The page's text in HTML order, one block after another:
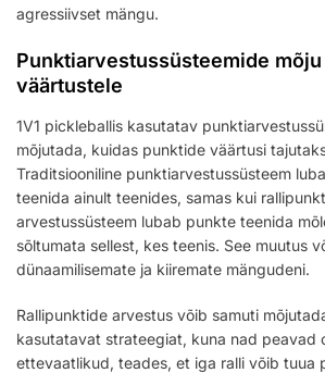
agressiivset mängu.
Punktiarvestussüsteemide
väärtustele
1V1 pickleballis kasutatav
mõjutada, kuidas punktide väärtusi
Traditsiooniline punktiarvestussüsteem
teenida ainult teenides, samas kui
arvestussüsteem lubab punkte teenida
sõltumata sellest, kes teenis. See muutus
dünaamilisemate ja kiiremate mängudeni.
Rallipunktide arvestus võib samuti
kasutatavat strateegiat, kuna nad peavad
ettevaatlikud, teades, et iga ralli võib tuua